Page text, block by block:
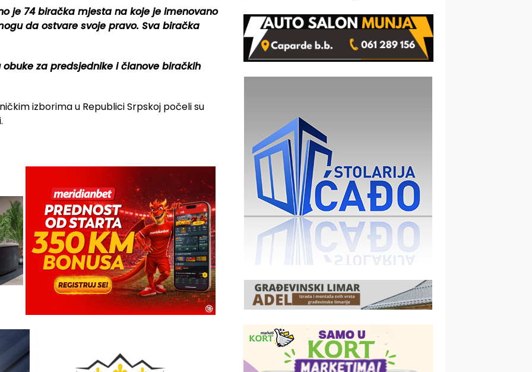
je 74 biračka mjesta na koje je imenovano
da ostvare svoje pravo. Sva biračka
za predsjednike i članove biračkih
izborima u Republici Srpskoj počeli su
prema Šapcu
(FOTO)